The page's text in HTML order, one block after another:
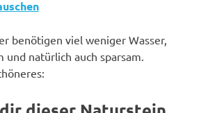
benötigen viel weniger Wasser,
und natürlich auch sparsam.